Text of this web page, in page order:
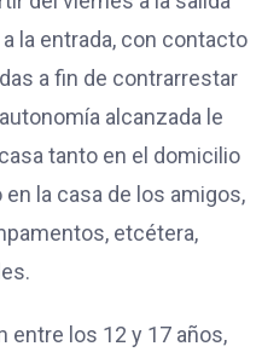
la entrada, con contacto
a fin de contrarrestar
alcanzada le
tanto en el domicilio
la casa de los amigos,
etcétera,
entre los 12 y 17 años,